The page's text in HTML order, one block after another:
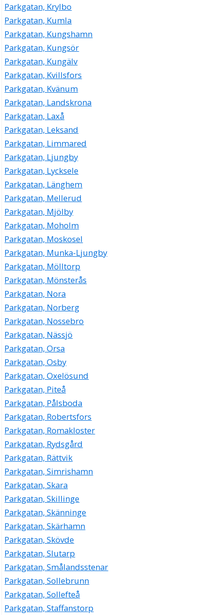
Parkgatan, Krylbo
Parkgatan, Kumla
Parkgatan, Kungshamn
Parkgatan, Kungsör
Parkgatan, Kungälv
Parkgatan, Kvillsfors
Parkgatan, Kvänum
Parkgatan, Landskrona
Parkgatan, Laxå
Parkgatan, Leksand
Parkgatan, Limmared
Parkgatan, Ljungby
Parkgatan, Lycksele
Parkgatan, Länghem
Parkgatan, Mellerud
Parkgatan, Mjölby
Parkgatan, Moholm
Parkgatan, Moskosel
Parkgatan, Munka-Ljungby
Parkgatan, Mölltorp
Parkgatan, Mönsterås
Parkgatan, Nora
Parkgatan, Norberg
Parkgatan, Nossebro
Parkgatan, Nässjö
Parkgatan, Orsa
Parkgatan, Osby
Parkgatan, Oxelösund
Parkgatan, Piteå
Parkgatan, Pålsboda
Parkgatan, Robertsfors
Parkgatan, Romakloster
Parkgatan, Rydsgård
Parkgatan, Rättvik
Parkgatan, Simrishamn
Parkgatan, Skara
Parkgatan, Skillinge
Parkgatan, Skänninge
Parkgatan, Skärhamn
Parkgatan, Skövde
Parkgatan, Slutarp
Parkgatan, Smålandsstenar
Parkgatan, Sollebrunn
Parkgatan, Sollefteå
Parkgatan, Staffanstorp